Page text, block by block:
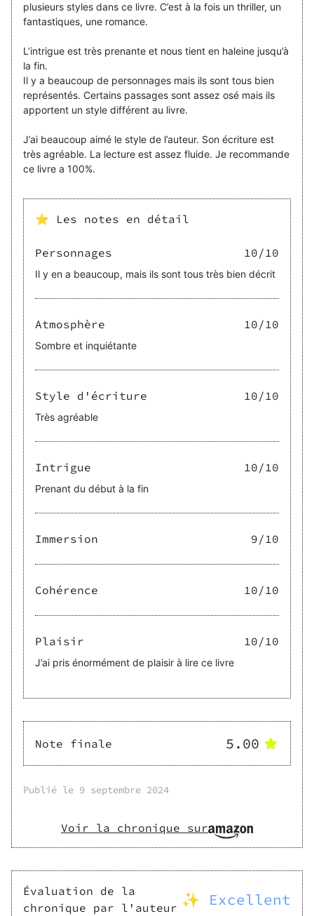
plusieurs styles dans ce livre. C’est à la fois un thriller, un
fantastiques, une romance.
L’intrigue est très prenante et nous tient en haleine jusqu’à
la fin.
Il y a beaucoup de personnages mais ils sont tous bien
représentés. Certains passages sont assez osé mais ils
apportent un style différent au livre.
J’ai beaucoup aimé le style de l’auteur. Son écriture est
très agréable. La lecture est assez fluide. Je recommande
ce livre a 100%.
⭐ Les notes en détail
Personnages 10/10
Il y en a beaucoup, mais ils sont tous très bien décrit
Atmosphère 10/10
Sombre et inquiétante
Style d'écriture 10/10
Très agréable
Intrigue 10/10
Prenant du début à la fin
Immersion 9/10
Cohérence 10/10
Plaisir 10/10
J’ai pris énormément de plaisir à lire ce livre
Note finale 5.00
Publié le 9 septembre 2024
Voir la chronique sur
Évaluation de la
chronique par l'auteur ✨ Excellent